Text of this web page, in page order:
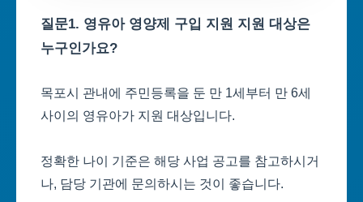
질문1. 영유아 영양제 구입 지원 지원 대상은
누구인가요?
목포시 관내에 주민등록을 둔 만 1세부터 만 6세
사이의 영유아가 지원 대상입니다.
정확한 나이 기준은 해당 사업 공고를 참고하시거
나, 담당 기관에 문의하시는 것이 좋습니다.